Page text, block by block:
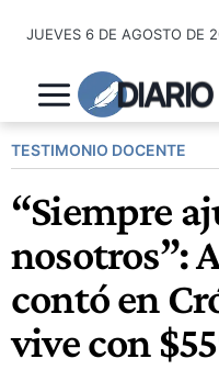
contenido
JUEVES 6 DE AGOSTO DE
TESTIMONIO DOCENTE
“Siempre
nosotros”:
contó en
vive con